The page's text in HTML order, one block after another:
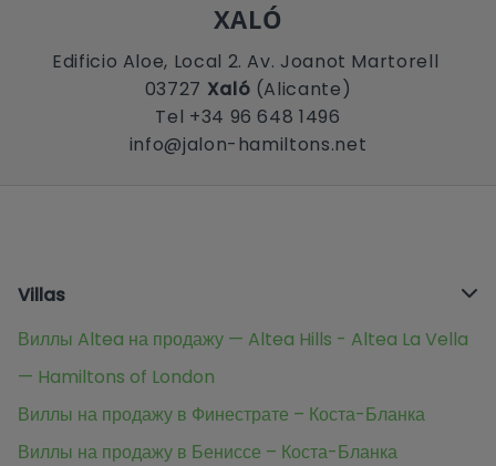
XALÓ
Edificio Aloe, Local 2. Av. Joanot Martorell
03727 Xaló (Alicante)
Tel +34 96 648 1496
info@jalon-hamiltons.net
Villas
Виллы Altea на продажу — Altea Hills - Altea La Vella
— Hamiltons of London
Виллы на продажу в Финестрате – Коста-Бланка
Виллы на продажу в Бениссе – Коста-Бланка